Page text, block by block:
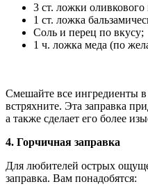
3 ст. ложки оливкового
1 ст. ложка
Соль и перец по вкусу;
1 ч. ложка меда (по
Смешайте все ингредиенты
встряхните. Эта заправка
а также сделает его более
4. Горчичная заправка
Для любителей острых
заправка. Вам понадобятся: